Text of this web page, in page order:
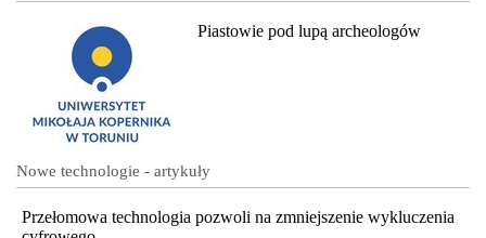
Piastowie pod lupą archeologów
Nowe technologie - artykuły
Przełomowa technologia pozwoli na zmniejszenie wykluczenia